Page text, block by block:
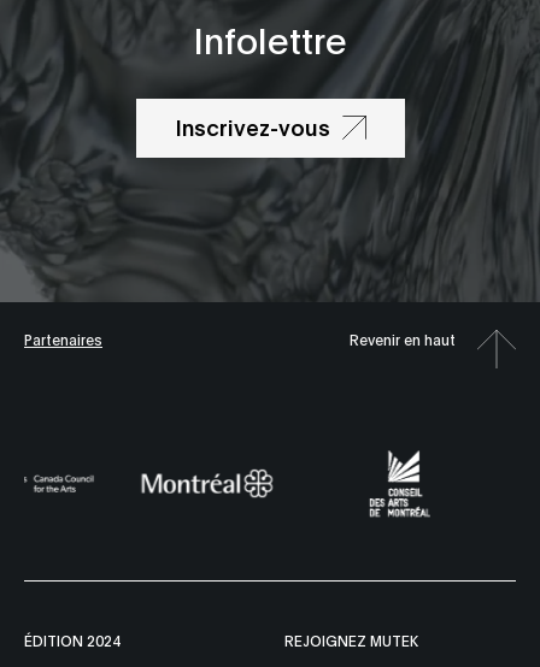
Infolettre
Inscrivez-vous
Partenaires Revenir en haut
ÉDITION 2024 REJOIGNEZ MUTEK